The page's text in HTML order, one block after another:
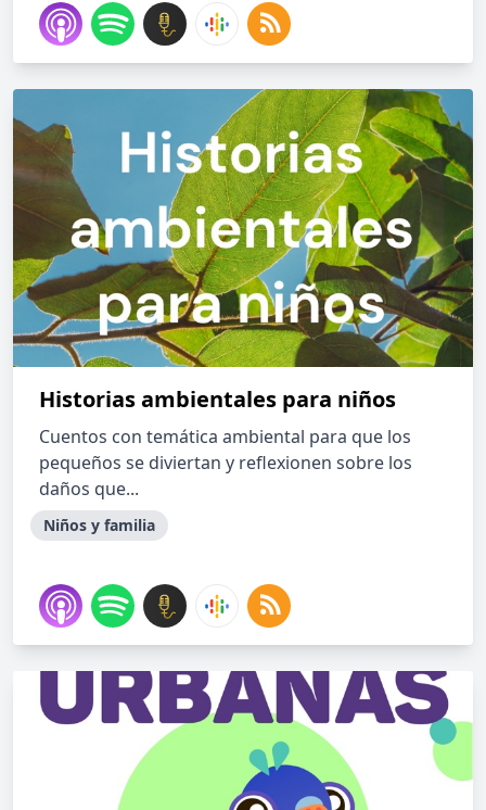
Historias ambientales para niños
Cuentos con temática ambiental para que los
pequeños se diviertan y reflexionen sobre los
daños que...
Niños y familia